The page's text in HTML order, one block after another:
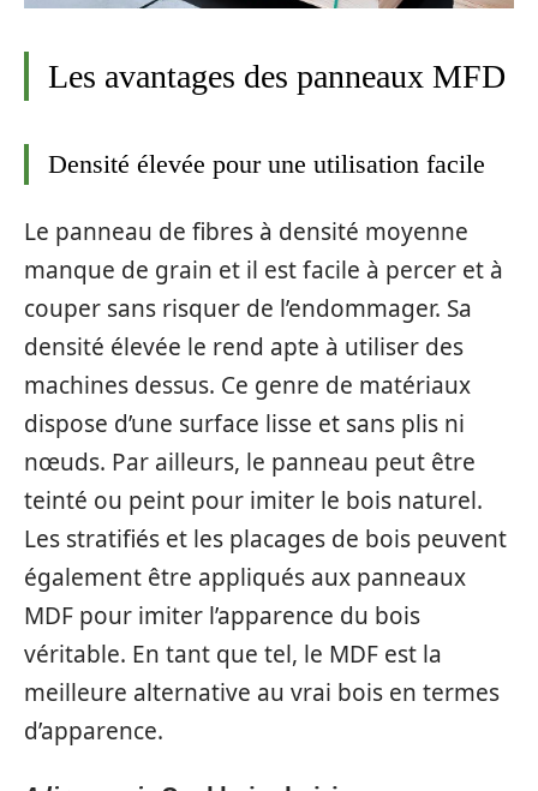
Les avantages des panneaux MFD
Densité élevée pour une utilisation facile
Le panneau de fibres à densité moyenne
manque de grain et il est facile à percer et à
couper sans risquer de l’endommager. Sa
densité élevée le rend apte à utiliser des
machines dessus. Ce genre de matériaux
dispose d’une surface lisse et sans plis ni
nœuds. Par ailleurs, le panneau peut être
teinté ou peint pour imiter le bois naturel.
Les stratifiés et les placages de bois peuvent
également être appliqués aux panneaux
MDF pour imiter l’apparence du bois
véritable. En tant que tel, le MDF est la
meilleure alternative au vrai bois en termes
d’apparence.